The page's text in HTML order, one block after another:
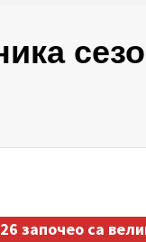
започео са